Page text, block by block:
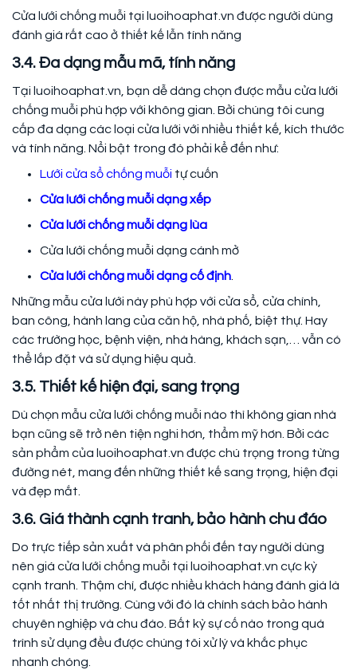
Cửa lưới chống muỗi tại luoihoaphat.vn được người dùng
đánh giá rất cao ở thiết kế lẫn tính năng
3.4. Đa dạng mẫu mã, tính năng
Tại luoihoaphat.vn, bạn dễ dàng chọn được mẫu cửa lưới
chống muỗi phù hợp với không gian. Bởi chúng tôi cung
cấp đa dạng các loại cửa lưới với nhiều thiết kế, kích thước
và tính năng. Nổi bật trong đó phải kể đến như:
Lưới cửa sổ chống muỗi tự cuốn
Cửa lưới chống muỗi dạng xếp
Cửa lưới chống muỗi dạng lùa
Cửa lưới chống muỗi dạng cánh mở
Cửa lưới chống muỗi dạng cố định.
Những mẫu cửa lưới này phù hợp với cửa sổ, cửa chính,
ban công, hành lang của căn hộ, nhà phố, biệt thự. Hay
các trường học, bệnh viện, nhà hàng, khách sạn,… vẫn có
thể lắp đặt và sử dụng hiệu quả.
3.5. Thiết kế hiện đại, sang trọng
Dù chọn mẫu cửa lưới chống muỗi nào thì không gian nhà
bạn cũng sẽ trở nên tiện nghi hơn, thẩm mỹ hơn. Bởi các
sản phẩm của luoihoaphat.vn được chú trọng trong từng
đường nét, mang đến những thiết kế sang trọng, hiện đại
và đẹp mắt.
3.6. Giá thành cạnh tranh, bảo hành chu đáo
Do trực tiếp sản xuất và phân phối đến tay người dùng
nên giá cửa lưới chống muỗi tại luoihoaphat.vn cực kỳ
cạnh tranh. Thậm chí, được nhiều khách hàng đánh giá là
tốt nhất thị trường. Cùng với đó là chính sách bảo hành
chuyên nghiệp và chu đáo. Bất kỳ sự cố nào trong quá
trình sử dụng đều được chúng tôi xử lý và khắc phục
nhanh chóng.